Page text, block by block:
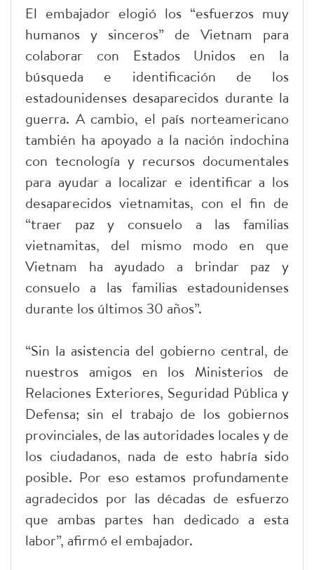
El embajador elogió los “esfuerzos muy
humanos y sinceros” de Vietnam para
colaborar con Estados Unidos en la
búsqueda e identificación de los
estadounidenses desaparecidos durante la
guerra. A cambio, el país norteamericano
también ha apoyado a la nación indochina
con tecnología y recursos documentales
para ayudar a localizar e identificar a los
desaparecidos vietnamitas, con el fin de
“traer paz y consuelo a las familias
vietnamitas, del mismo modo en que
Vietnam ha ayudado a brindar paz y
consuelo a las familias estadounidenses
durante los últimos 30 años”.
“Sin la asistencia del gobierno central, de
nuestros amigos en los Ministerios de
Relaciones Exteriores, Seguridad Pública y
Defensa; sin el trabajo de los gobiernos
provinciales, de las autoridades locales y de
los ciudadanos, nada de esto habría sido
posible. Por eso estamos profundamente
agradecidos por las décadas de esfuerzo
que ambas partes han dedicado a esta
labor”, afirmó el embajador.